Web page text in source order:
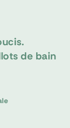
de bain